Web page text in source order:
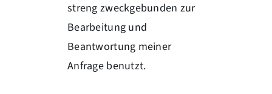
streng zweckgebunden zur
Bearbeitung und
Beantwortung meiner
Anfrage benutzt.